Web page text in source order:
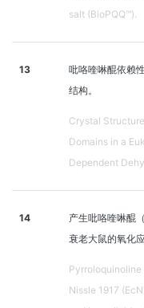
salt (BioPQQ™).
13
吡咯喹啉醌依赖
结构。
Crystal
Domains in a
Dependent
14
产生吡咯喹啉醌
衰老大鼠的氧化
Nissle 1917